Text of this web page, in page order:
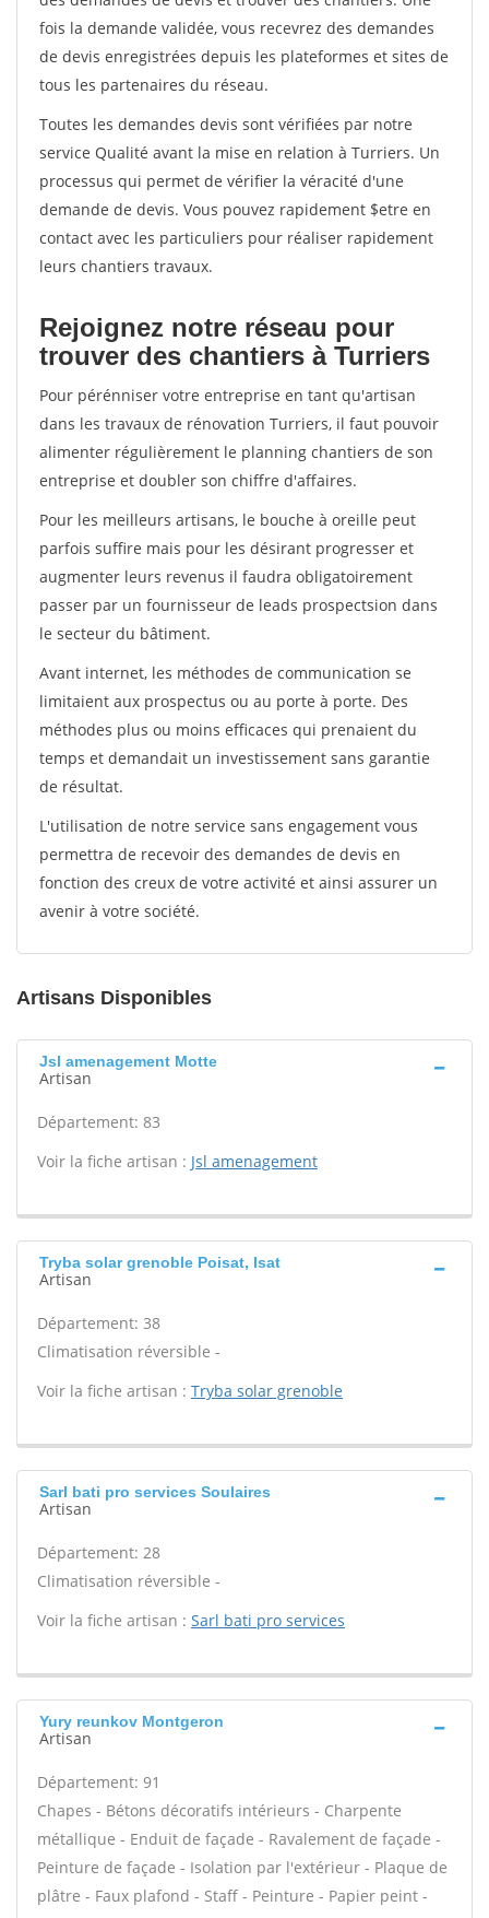
fois la demande validée, vous recevrez des demandes
de devis enregistrées depuis les plateformes et sites de
tous les partenaires du réseau.
Toutes les demandes devis sont vérifiées par notre
service Qualité avant la mise en relation à Turriers. Un
processus qui permet de vérifier la véracité d'une
demande de devis. Vous pouvez rapidement $etre en
contact avec les particuliers pour réaliser rapidement
leurs chantiers travaux.
Rejoignez notre réseau pour
trouver des chantiers à Turriers
Pour pérénniser votre entreprise en tant qu'artisan
dans les travaux de rénovation Turriers, il faut pouvoir
alimenter régulièrement le planning chantiers de son
entreprise et doubler son chiffre d'affaires.
Pour les meilleurs artisans, le bouche à oreille peut
parfois suffire mais pour les désirant progresser et
augmenter leurs revenus il faudra obligatoirement
passer par un fournisseur de leads prospectsion dans
le secteur du bâtiment.
Avant internet, les méthodes de communication se
limitaient aux prospectus ou au porte à porte. Des
méthodes plus ou moins efficaces qui prenaient du
temps et demandait un investissement sans garantie
de résultat.
L'utilisation de notre service sans engagement vous
permettra de recevoir des demandes de devis en
fonction des creux de votre activité et ainsi assurer un
avenir à votre société.
Artisans Disponibles
Jsl amenagement Motte
Artisan
Département: 83
Voir la fiche artisan : Jsl amenagement
Tryba solar grenoble Poisat, Isat
Artisan
Département: 38
Climatisation réversible -
Voir la fiche artisan : Tryba solar grenoble
Sarl bati pro services Soulaires
Artisan
Département: 28
Climatisation réversible -
Voir la fiche artisan : Sarl bati pro services
Yury reunkov Montgeron
Artisan
Département: 91
Chapes - Bétons décoratifs intérieurs - Charpente
métallique - Enduit de façade - Ravalement de façade -
Peinture de façade - Isolation par l'extérieur - Plaque de
plâtre - Faux plafond - Staff - Peinture - Papier peint -